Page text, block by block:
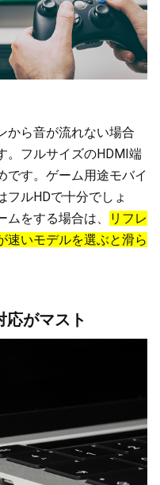
から音が流れない場合
。フルサイズのHDMI端
です。ゲーム用途モバイ
フルHDで十分でしょ
をする場合は、
リフレ
速いモデルを選ぶと滑ら
がマスト